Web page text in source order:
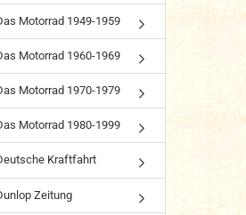
Motorrad 1949-1959
Motorrad 1960-1969
Motorrad 1970-1979
Motorrad 1980-1999
Kraftfahrt
Zeitung